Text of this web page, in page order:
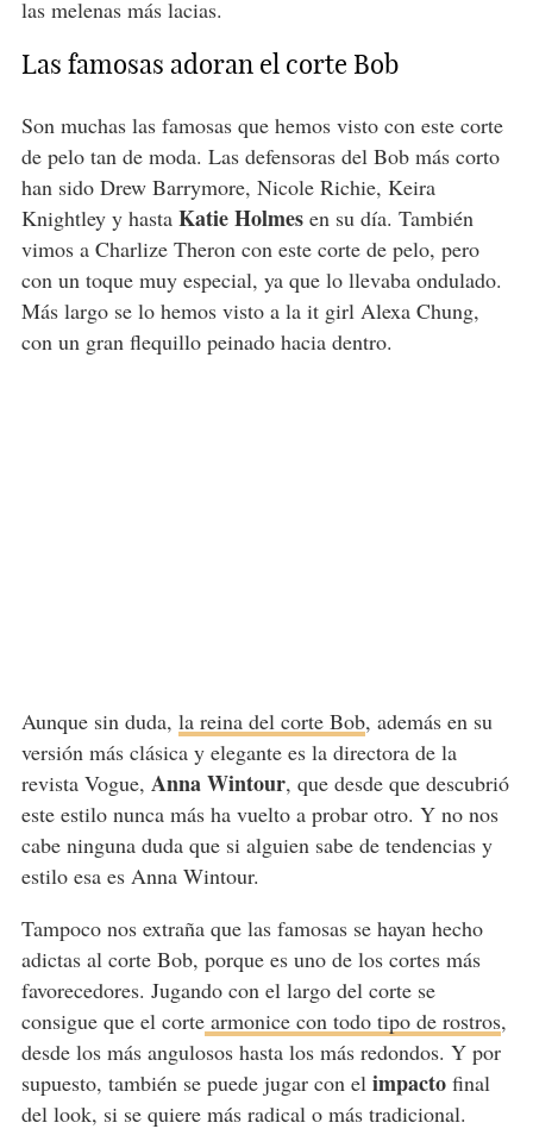
las melenas más lacias.
Las famosas adoran el corte Bob
Son muchas las famosas que hemos visto con este corte
de pelo tan de moda. Las defensoras del Bob más corto
han sido Drew Barrymore, Nicole Richie, Keira
Knightley y hasta Katie Holmesen su día. También
vimos a Charlize Theron con este corte de pelo, pero
con un toque muy especial, ya que lo llevaba ondulado.
Más largo se lo hemos visto a la it girl Alexa Chung,
con un gran flequillo peinado hacia dentro.
Aunque sin duda, la reina del corte Bob, además en su
versión más clásica y elegante es la directora de la
revista Vogue, Anna Wintour, que desde que descubrió
este estilo nunca más ha vuelto a probar otro. Y no nos
cabe ninguna duda que si alguien sabe de tendencias y
estilo esa es Anna Wintour.
Tampoco nos extraña que las famosas se hayan hecho
adictas al corte Bob, porque es uno de los cortes más
favorecedores. Jugando con el largo del corte se
consigue que el cortearmonice con todo tipo de rostros,
desde los más angulosos hasta los más redondos. Y por
supuesto, también se puede jugar con el impactofinal
del look, si se quiere más radical o más tradicional.